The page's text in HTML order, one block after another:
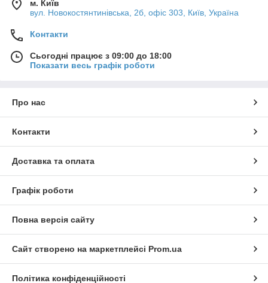
м. Київ
вул. Новокостянтинівська, 2б, офіс 303, Київ, Україна
Контакти
Сьогодні працює з 09:00 до 18:00
Показати весь графік роботи
Про нас
Контакти
Доставка та оплата
Графік роботи
Повна версія сайту
Сайт створено на маркетплейсі Prom.ua
Політика конфіденційності